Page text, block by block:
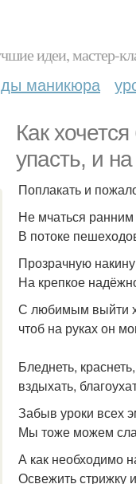
идеи, мастер-
маникюра
Как
упасть, и
Поплакать и
Не мчаться
В потоке
Прозрачную
На крепкое
С любимым выйти
чтоб на руках он
Бледнеть,
вздыхать,
Забыв уроки всех
Мы тоже можем
А как необходимо
Освежить стрижку